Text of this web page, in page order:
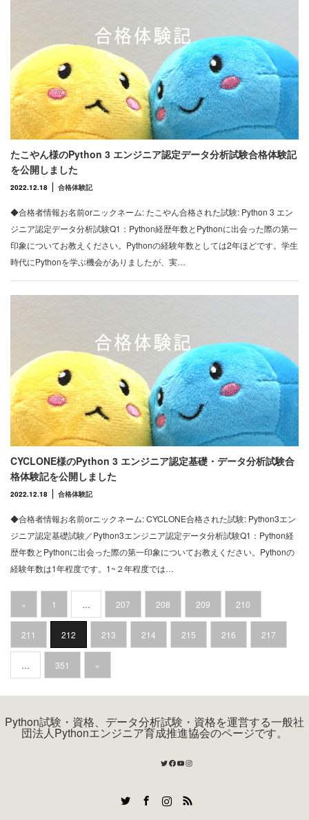
たこやん様のPython 3 エンジニア認定データ分析試験合格体験記
を公開しました
2022.12.18 合格体験記
◆合格者情報お名前orニックネーム: たこやん合格された試験: Python 3 エン
ジニア認定データ分析試験Q1：Python経歴年数とPythonに出会った際の第一
印象についてお教えください。Pythonの経験年数としては2年ほどです。学生
時代にPythonを学ぶ機会がありましたが、実…
CYCLONE様のPython 3 エンジニア認定基礎・データ分析試験合
格体験記を公開しました
2022.12.18 合格体験記
◆合格者情報お名前orニックネーム: CYCLONE合格された試験: Python3エン
ジニア認定基礎試験／Python3エンジニア認定データ分析試験Q1：Python経
歴年数とPythonに出会った際の第一印象についてお教えください。Pythonの
経験年数は1年程度です。1~２年程度では…
« 1 … 207 208 209 210
211 212 213 214 215 216 217
… 351 »
Python試験・資格、データ分析試験・資格を運営する一般社
団法人Pythonエンジニア育成推進協会のページです。
Twitter
Facebook
YouTube
Instagram
RSS